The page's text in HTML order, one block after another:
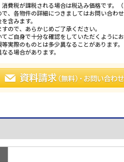
費税が課税される場合は税込み価格です。（
、各物件の詳細につきましてはお問い合わせ
含みます。
ので、あらかじめご了承ください。
ご自身で十分な確認をしていただくようにお
実際のものとは多少異なることがあります。
る場合があります。